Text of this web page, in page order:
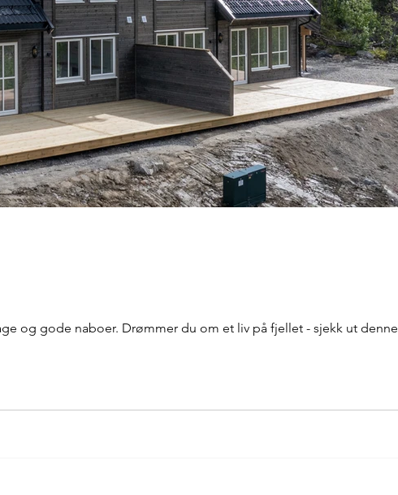
og gode naboer. Drømmer du om et liv på fjellet - sjekk ut denne